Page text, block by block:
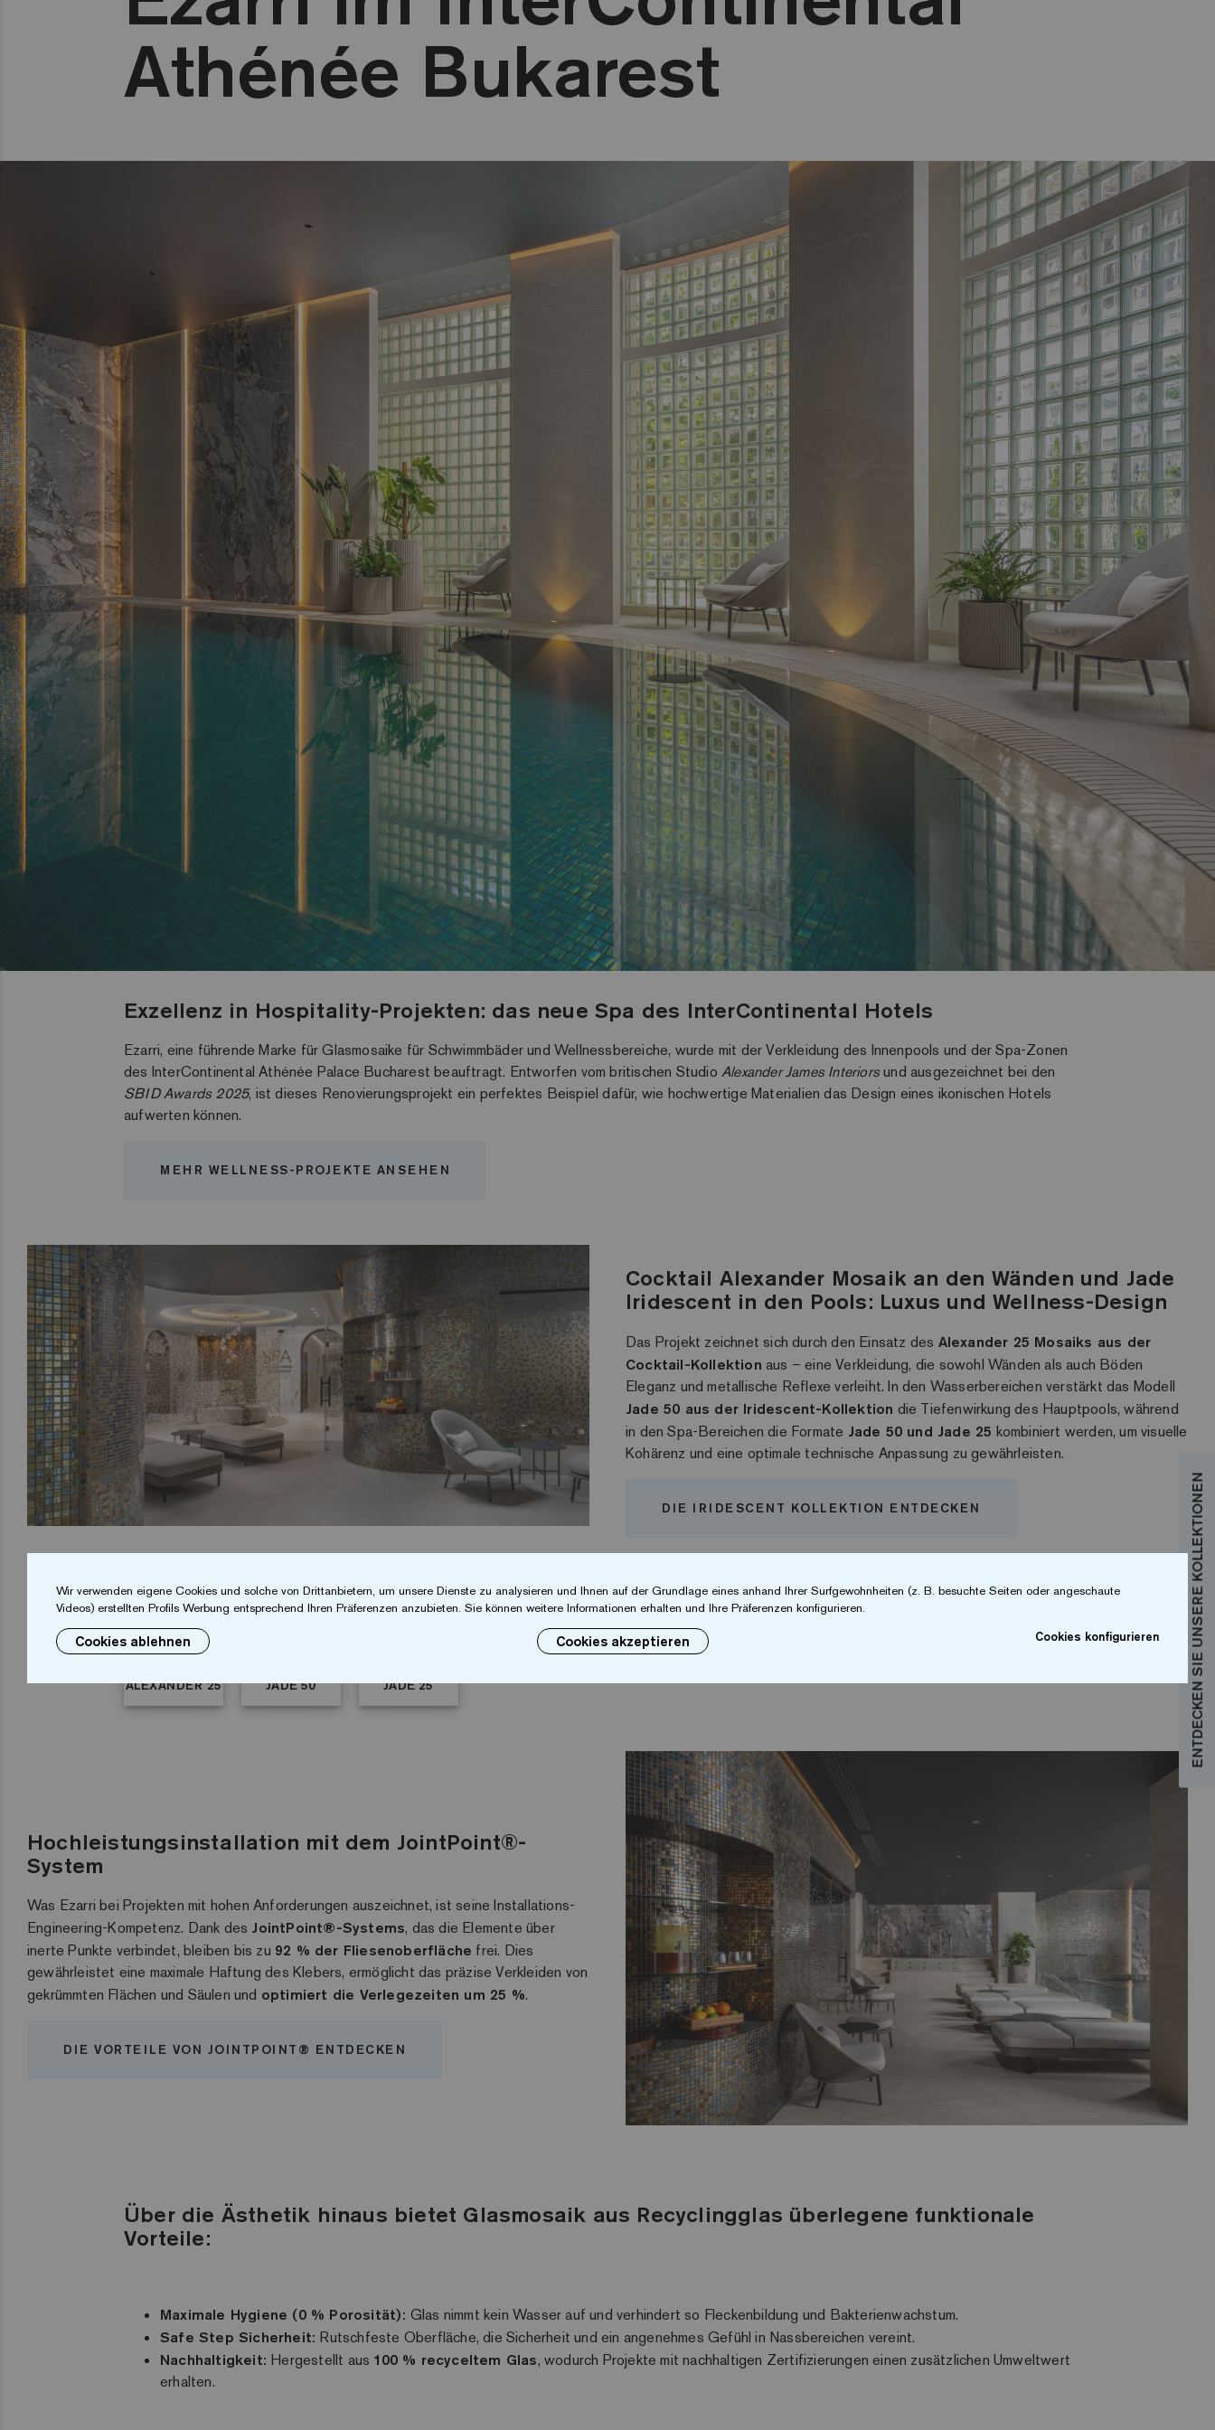
Athénée Bukarest
Exzellenz in Hospitality-Projekten: das neue Spa des InterContinental Hotels
Ezarri, eine führende Marke für Glasmosaike für Schwimmbäder und Wellnessbereiche, wurde mit der Verkleidung des Innenpools und der Spa-Zonen
des InterContinental Athénée Palace Bucharest beauftragt. Entworfen vom britischen StudioAlexander James Interiorsund ausgezeichnet bei den
SBID Awards 2025, ist dieses Renovierungsprojekt ein perfektes Beispiel dafür, wie hochwertige Materialien das Design eines ikonischen Hotels
aufwerten können.
MEHR WELLNESS-PROJEKTE ANSEHEN
Cocktail Alexander Mosaik an den Wänden und Jade
Iridescent in den Pools: Luxus und Wellness-Design
Das Projekt zeichnet sich durch den Einsatz des Alexander 25 Mosaiks aus der
Cocktail-Kollektion aus – eine Verkleidung, die sowohl Wänden als auch Böden
Eleganz und metallische Reflexe verleiht. In den Wasserbereichen verstärkt das Modell
Jade 50 aus der Iridescent-Kollektion die Tiefenwirkung des Hauptpools, während
in den Spa-Bereichen die Formate Jade 50 und Jade 25 kombiniert werden, um visuelle
Kohärenz und eine optimale technische Anpassung zu gewährleisten.
DIE IRIDESCENT KOLLEKTION ENTDECKEN
ALEXANDER 25 JADE 50 JADE 25
Hochleistungsinstallation mit dem JointPoint®-
System
Was Ezarri bei Projekten mit hohen Anforderungen auszeichnet, ist seine Installations-
Engineering-Kompetenz. Dank des JointPoint®-Systems, das die Elemente über
inerte Punkte verbindet, bleiben bis zu 92 % der Fliesenoberfläche frei. Dies
gewährleistet eine maximale Haftung des Klebers, ermöglicht das präzise Verkleiden von
gekrümmten Flächen und Säulen und optimiert die Verlegezeiten um 25 %.
DIE VORTEILE VON JOINTPOINT® ENTDECKEN
Über die Ästhetik hinaus bietet Glasmosaik aus Recyclingglas überlegene funktionale
Vorteile:
Maximale Hygiene (0 % Porosität): Glas nimmt kein Wasser auf und verhindert so Fleckenbildung und Bakterienwachstum.
Safe Step Sicherheit: Rutschfeste Oberfläche, die Sicherheit und ein angenehmes Gefühl in Nassbereichen vereint.
Nachhaltigkeit: Hergestellt aus 100 % recyceltem Glas, wodurch Projekte mit nachhaltigen Zertifizierungen einen zusätzlichen Umweltwert
erhalten.
ENTDECKEN SIE UNSERE KOLLEKTIONEN
Wir verwenden eigene Cookies und solche von Drittanbietern, um unsere Dienste zu analysieren und Ihnen auf der Grundlage eines anhand Ihrer Surfgewohnheiten (z. B. besuchte Seiten oder angeschaute
Videos) erstellten Profils Werbung entsprechend Ihren Präferenzen anzubieten. Sie können weitere Informationen erhalten und Ihre Präferenzen konfigurieren.
Cookies ablehnen Cookies akzeptieren Cookies konfigurieren